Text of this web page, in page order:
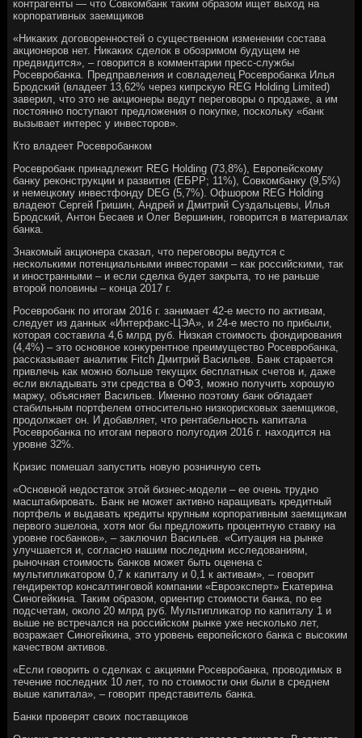
контрагенты — что Совкомбанк таким образом ищет выход на
корпоративных заемщиков
«Никаких договоренностей о существенном изменении состава
акционеров нет. Никаких сделок в обозримом будущем не
предвидится», – говорится в комментарии пресс-службы
Росевробанка. Предправления и совладелец Росевробанка Илья
Бродский (владеет 13,62% через кипрскую REG Holding Limited)
заверил, что это не акционеры ведут переговоры о продаже, а им
постоянно поступают предложения о покупке, поскольку «банк
вызывает интерес у инвесторов».
Кто владеет Росевробанком
Росевробанк принадлежит REG Holding (73,8%), Европейскому
банку реконструкции и развития (ЕБРР; 11%), Совкомбанку (9,5%)
и немецкому инвестфонду DEG (5,7%). Офшором REG Holding
владеют Сергей Гришин, Андрей и Дмитрий Суздальцевы, Илья
Бродский, Антон Бесаев и Олег Вершинин, говорится в материалах
банка.
Знакомый акционера сказал, что переговоры ведутся с
несколькими потенциальными инвесторами – как российскими, так
и иностранными – и если сделка будет закрыта, то не раньше
второй половины – конца 2017 г.
Росевробанк по итогам 2016 г. занимает 42-е место по активам,
следует из данных «Интерфакс-ЦЭА», и 24-е место по прибыли,
которая составила 4,6 млрд руб. Низкая стоимость фондирования
(4,4%) – это основное конкурентное преимущество Росевробанка,
рассказывает аналитик Fitch Дмитрий Васильев. Банк старается
привлечь как можно больше текущих бесплатных счетов и, даже
если вкладывать эти средства в ОФЗ, можно получить хорошую
маржу, объясняет Васильев. Именно поэтому банк обладает
стабильным портфелем относительно низкорисковых заемщиков,
продолжает он. И добавляет, что рентабельность капитала
Росевробанка по итогам первого полугодия 2016 г. находится на
уровне 32%.
Кризис помешал запустить новую розничную сеть
«Основной недостаток этой бизнес-модели – ее очень трудно
масштабировать. Банк не может активно наращивать кредитный
портфель и выдавать кредиты крупным корпоративным заемщикам
первого эшелона, хотя мог бы предложить процентную ставку на
уровне госбанков», – заключил Васильев. «Ситуация на рынке
улучшается и, согласно нашим последним исследованиям,
рыночная стоимость банков может быть оценена с
мультипликатором 0,7 к капиталу и 0,1 к активам», – говорит
гендиректор консалтинговой компании «Евроэксперт» Екатерина
Синогейкина. Таким образом, ориентир стоимости банка, по ее
подсчетам, около 20 млрд руб. Мультипликатор по капиталу 1 и
выше не встречался на российском рынке уже несколько лет,
возражает Синогейкина, это уровень европейского банка с высоким
качеством активов.
«Если говорить о сделках с акциями Росевробанка, проводимых в
течение последних 10 лет, то по стоимости они были в среднем
выше капитала», – говорит представитель банка.
Банки проверят своих поставщиков